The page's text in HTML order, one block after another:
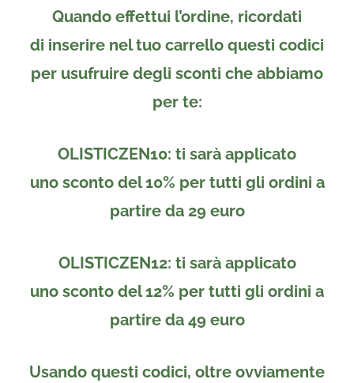
Quando effettui l’ordine, ricordati
di inserire nel tuo carrello questi codici
per usufruire degli sconti che abbiamo
per te:
OLISTICZEN10: ti sarà applicato
uno sconto del 10% per tutti gli ordini a
partire da 29 euro
OLISTICZEN12: ti sarà applicato
uno sconto del 12% per tutti gli ordini a
partire da 49 euro
Usando questi codici, oltre ovviamente